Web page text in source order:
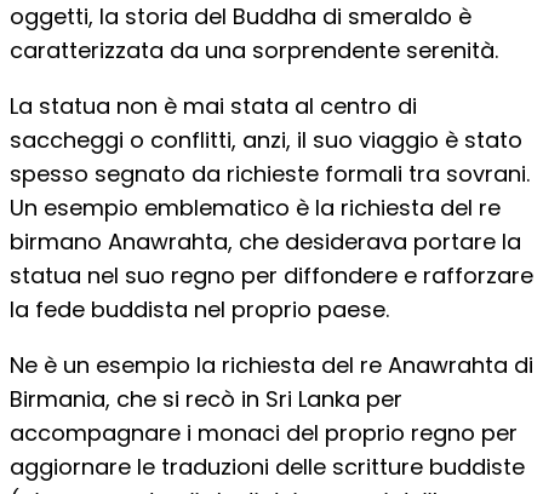
oggetti, la storia del Buddha di smeraldo è
caratterizzata da una sorprendente serenità.
La statua non è mai stata al centro di
saccheggi o conflitti, anzi, il suo viaggio è stato
spesso segnato da richieste formali tra sovrani.
Un esempio emblematico è la richiesta del re
birmano Anawrahta, che desiderava portare la
statua nel suo regno per diffondere e rafforzare
la fede buddista nel proprio paese.
Ne è un esempio la richiesta del re Anawrahta di
Birmania, che si recò in Sri Lanka per
accompagnare i monaci del proprio regno per
aggiornare le traduzioni delle scritture buddiste